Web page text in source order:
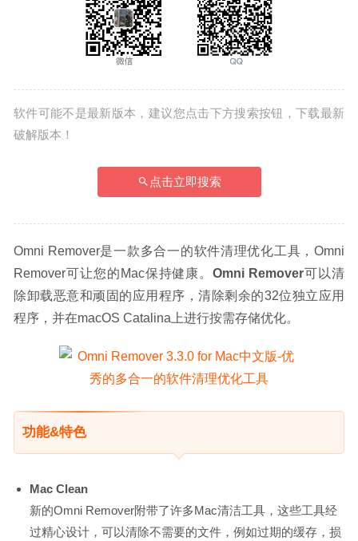
软件可能不是最新版本，建议您点击下方搜索按钮，下载最新
破解版本！
点击立即搜索
Omni Remover是一款多合一的软件清理优化工具，Omni
Remover可让您的Mac保持健康。Omni Remover可以清
除卸载恶意和顽固的应用程序，清除剩余的32位独立应用
程序，并在macOS Catalina上进行按需存储优化。
功能&特色
Mac Clean
新的Omni Remover附带了许多Mac清洁工具，这些工具经
过精心设计，可以清除不需要的文件，例如过期的缓存，损